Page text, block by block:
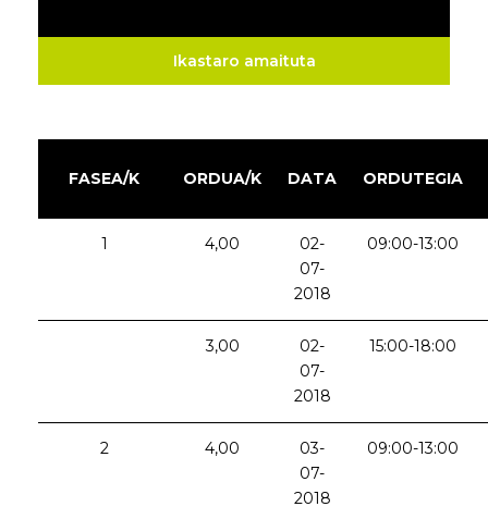
Ikastaro amaituta
FASEA/K ORDUA/K DATA ORDUTEGIA
1 4,00
02-
07-
2018
09:00-13:00
3,00
02-
07-
2018
15:00-18:00
2 4,00
03-
07-
2018
09:00-13:00